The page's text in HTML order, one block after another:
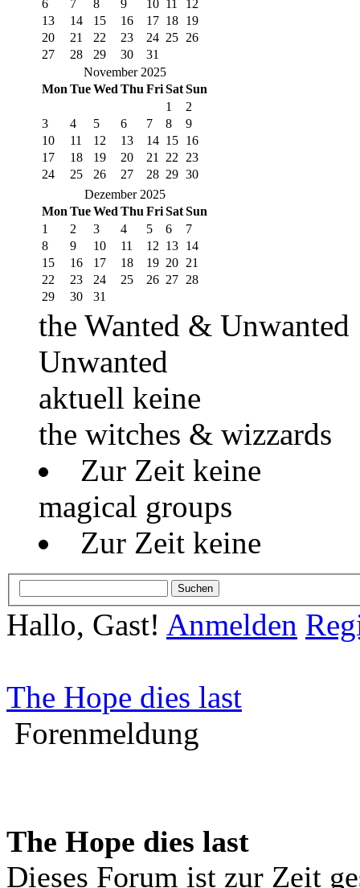
6
7 8 9 10 11
12
13
14 15 16 17 18 19
20
21 22 23 24 25 26
27
28 29 30
31
November 2025
Mon TueWed Thu FriSatSun
1
2
3
4 5 6 7 8
9
10
11 12 13 14 15 16
17
18 19 20 21 22
23
24
25 26 27 28 29 30
Dezember 2025
Mon TueWed Thu FriSatSun
1
2 3 4 5 6
7
8
9 10 11 12 13 14
15
16 17 18 19 20 21
22
23 24 25 26 27 28
29
30 31
the Wanted & Unwanted
Unwanted
aktuell keine
the witches & wizzards
Zur Zeit keine
magical groups
Zur Zeit keine
Hallo, Gast! Anmelden
The Hope dies last
Forenmeldung
The Hope dies last
Dieses Forum ist zur Zeit